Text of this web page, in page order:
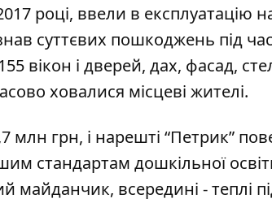
році, ввели в експлуатацію
суттєвих пошкоджень під
вікон і дверей, дах, фасад,
ховалися місцеві жителі.
млн грн, і нарешті “Петрик”
стандартам дошкільної
майданчик, всередині - теплі